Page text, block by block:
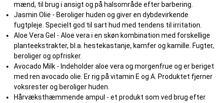
mænd, til brug i ansigt og på halsområde efter barbering.
Jasmin Olie - Beroliger huden og giver en dybdevirkende
fugtpleje. Specielt god til sart hud med tendens til irritation.
Aloe Vera Gel - Aloe vera i en skøn kombination med forskellige
planteekstrakter, bl.a. hestekastanje, kamfer og kamille. Fugter,
beroliger og opfrisker.
Avocado Milk - Indeholder aloe vera og morgenfrue og er beriget
med ren avocado olie. Er rig på vitamin E og A. Produktet fjerner
voksrester og beroliger huden.
Hårvæksthæmmende ampul - et produkt som ved brug efter